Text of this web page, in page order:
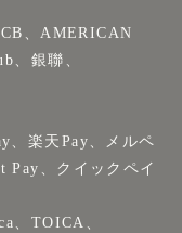
、AMERICAN
、銀聯、
、楽天Pay、メルペ
Pay、クイックペイ
、TOICA、